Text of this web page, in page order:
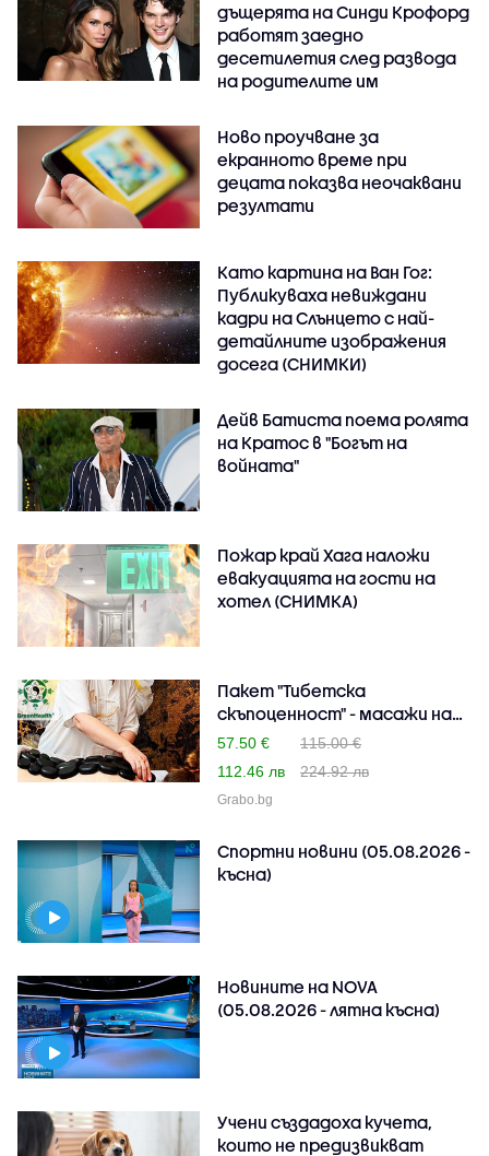
дъщерята на Синди Крофорд
работят заедно
десетилетия след развода
на родителите им
Ново проучване за
екранното време при
децата показва неочаквани
резултати
Като картина на Ван Гог:
Публикуваха невиждани
кадри на Слънцето с най-
детайлните изображения
досега (СНИМКИ)
Дейв Батиста поема ролята
на Кратос в "Богът на
войната"
Пожар край Хага наложи
евакуацията на гости на
хотел (СНИМКА)
Пакет "Тибетска
скъпоценност" - масажи на
ця..
57.50 €
115.00 €
112.46 лв
224.92 лв
Grabo.bg
Спортни новини (05.08.2026 -
късна)
Новините на NOVA
(05.08.2026 - лятна късна)
Учени създадоха кучета,
които не предизвикват